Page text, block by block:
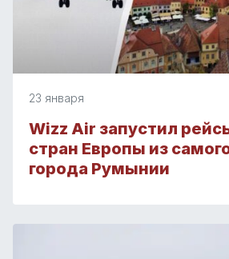
23 января
Wizz Air запустил
стран Европы из
города Румынии